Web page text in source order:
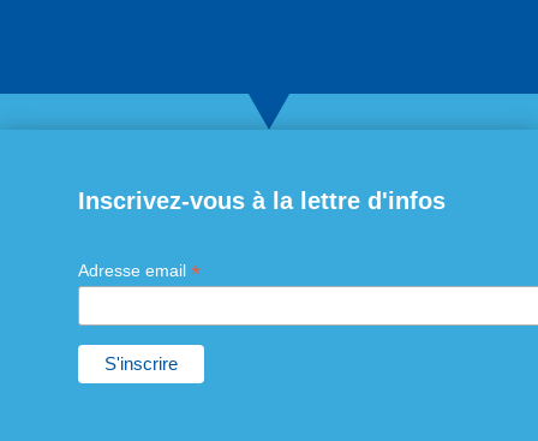
Inscrivez-vous à la lettre d'infos
Adresse email *